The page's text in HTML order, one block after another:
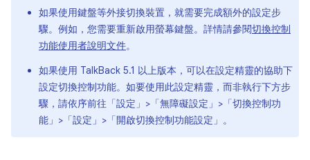
如果使用鍵盤等外接切換裝置，就需要完成額外的設定步
驟。例如，您需要重新啟用螢幕鍵盤。詳情請參閱切換控制
功能使用者說明文件。
如果使用 TalkBack 5.1 以上版本，可以在設定精靈的協助下
設定切換控制功能。如要使用此設定精靈，而非執行下方步
驟，請依序前往「設定」>「無障礙設定」>「切換控制功
能」>「設定」>「開啟切換控制功能設定」 。